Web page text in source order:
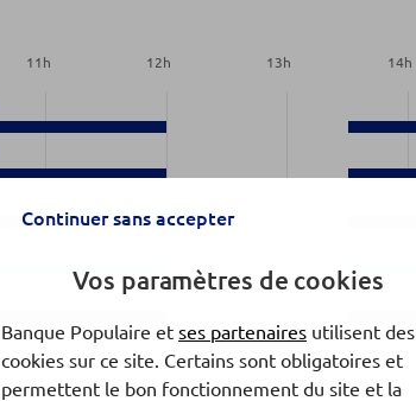
11 h 12h 13h 14h
Continuer sans accepter
Vos paramètres de cookies
Banque Populaire et ses partenaires utilisent des
cookies sur ce site. Certains sont obligatoires et
permettent le bon fonctionnement du site et la